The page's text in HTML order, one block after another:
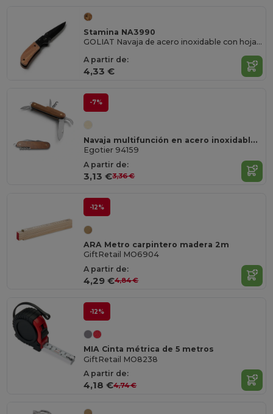
Stamina NA3990
GOLIAT Navaja de acero inoxidable con hoja en color negro y empuñadura de madera natural
A partir de:
4,33 €
-7%
Navaja multifunción en acero inoxidable y madera
Egotier 94159
A partir de:
3,13 €3,36 €
-12%
ARA Metro carpintero madera 2m
GiftRetail MO6904
A partir de:
4,29 €4,84 €
-12%
MIA Cinta métrica de 5 metros
GiftRetail MO8238
A partir de:
4,18 €4,74 €